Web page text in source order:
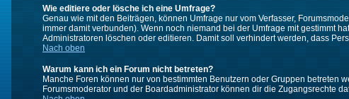
Wie editiere oder lösche ich eine Umfrage?
Genau wie mit den Beiträgen, können Umfrage nur vom Verfasser,
immer damit verbunden). Wenn noch niemand bei der Umfrage mit gestimmt
Administratoren löschen oder editieren. Damit soll verhindert werden, dass
Nach oben
Warum kann ich ein Forum nicht betreten?
Manche Foren können nur von bestimmten Benutzern oder Gruppen
Forumsmoderator und der Boardadministrator können dir die Zugangsrechte